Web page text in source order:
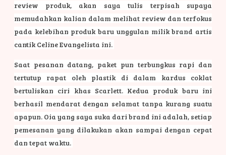
review produk, akan saya tulis terpisah supaya
memudahkan kalian dalam melihat review dan terfokus
pada kelebihan produk baru unggulan milik brand artis
cantik Celine Evangelista ini.
Saat pesanan datang, paket pun terbungkus rapi dan
tertutup rapat oleh plastik di dalam kardus coklat
bertuliskan ciri khas Scarlett. Kedua produk baru ini
berhasil mendarat dengan selamat tanpa kurang suatu
apapun. Oia yang saya suka dari brand ini adalah, setiap
pemesanan yang dilakukan akan sampai dengan cepat
dan tepat waktu.